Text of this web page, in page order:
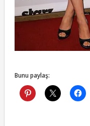
Bunu paylaş: